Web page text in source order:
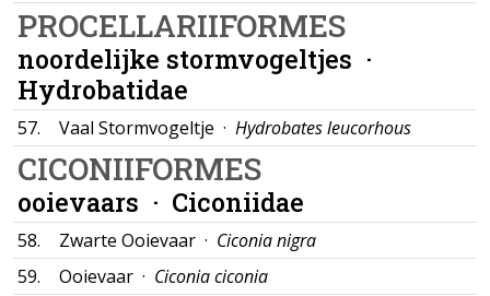
PROCELLARIIFORMES
noordelijke stormvogeltjes ·
Hydrobatidae
57. Vaal Stormvogeltje · Hydrobates leucorhous
CICONIIFORMES
ooievaars · Ciconiidae
58. Zwarte Ooievaar · Ciconia nigra
59.
Ooievaar · Ciconia ciconia